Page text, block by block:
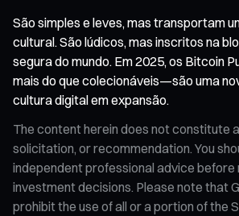
São simples e leves, mas transportam
cultural. São lúdicos, mas inscritos na
segura do mundo. Em 2025, os Bitcoin
mais do que colecionáveis—são uma
cultura digital em expansão.
The content herein does not constitute
solicitation, or recommendation. You
independent professional advice before
investment decisions. Please note that
prohibit the use of all or a portion of the